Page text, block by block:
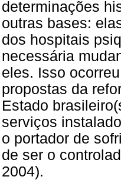
determinações
outras bases:
dos hospitais
necessária
eles. Isso
propostas da
Estado
serviços
o portador de
de ser o
2004).